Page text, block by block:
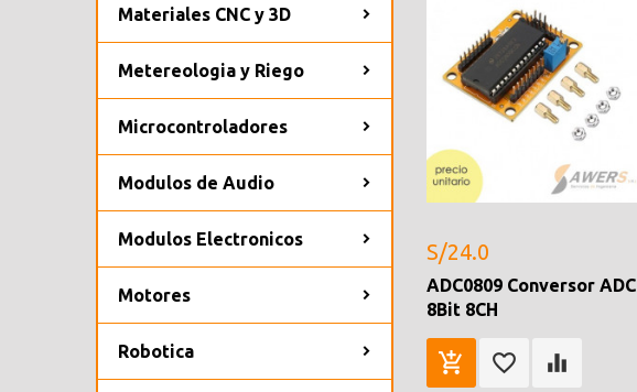
Materiales CNC y 3D
Metereologia y Riego
Microcontroladores
Modulos de Audio
Modulos Electronicos
Motores
Robotica
S/24.0
ADC0809 Conversor ADC
8Bit 8CH